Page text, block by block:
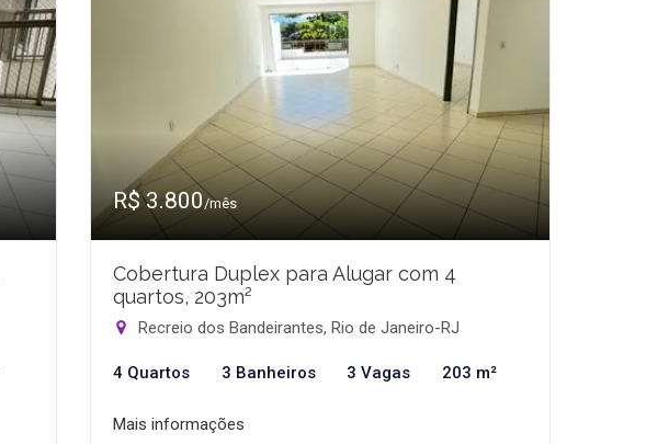
R$ 3.800/mês
Cobertura Duplex para Alugar com 4
quartos, 203m²
Recreio dos Bandeirantes, Rio de Janeiro-RJ
4 Quartos 3 Banheiros 3 Vagas 203 m²
Mais informações